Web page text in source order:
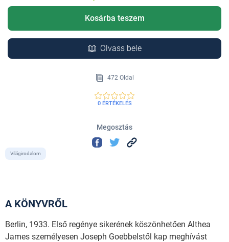
Kosárba teszem
Olvass bele
472 Oldal
0 ÉRTÉKELÉS
Megosztás
Világirodalom
A KÖNYVRŐL
Berlin, 1933. Első regénye sikerének köszönhetően Althea
James személyesen Joseph Goebbelstől kap meghívást